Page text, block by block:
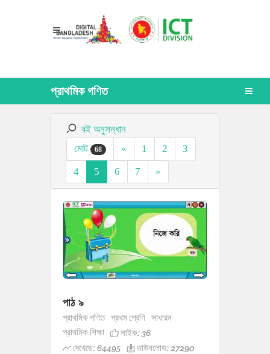
প্রাথমিক গণিত
বই অনুসন্ধান
মোট
68 « 1 2
3
4
5 6 7 »
পাঠ ৯
প্রাথমিক গণিত প্রথম শ্রেণি সাধারন
প্রাথমিক শিক্ষা
লাইক:36
দেখেছে: 64495
ডাউনলোড: 27290